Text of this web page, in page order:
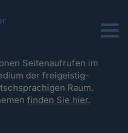
Menu
Seitenaufrufen im
der freigeistig-
Raum.
finden Sie hier.